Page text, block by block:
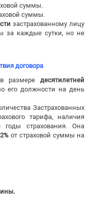
суммы.
суммы.
застрахованному лицу
за каждые сутки, но не
договора
в размередесятилетней
его должности на день
Застрахованных
тарифа, наличия
годы страхования. Она
2%от страховой суммы на